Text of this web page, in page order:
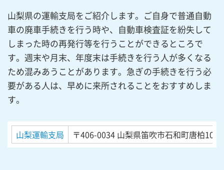
山梨県の運輸支局をご紹介します。ご自身で普通自動
車の廃車手続きを行う時や、自動車検査証を紛失して
しまった時の再発行等を行うことができるところで
す。週末や月末、年度末は手続きを行う人が多くなる
ため混みあうことがあります。急ぎの手続きを行う必
要がある人は、早めに来所されることをおすすめしま
す。
山梨運輸支局 〒406-0034 山梨県笛吹市石和町唐柏